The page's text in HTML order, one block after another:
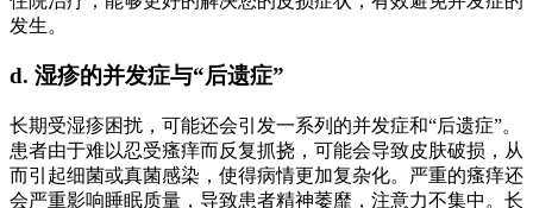
发生。
d. 湿疹的并发症与“后遗症”
长期受湿疹困扰，可能还会引发一系列的并发症和“后遗症”。
患者由于难以忍受瘙痒而反复抓挠，可能会导致皮肤破损，从
而引起细菌或真菌感染，使得病情更加复杂化。严重的瘙痒还
会严重影响睡眠质量，导致患者精神萎靡，注意力不集中。长